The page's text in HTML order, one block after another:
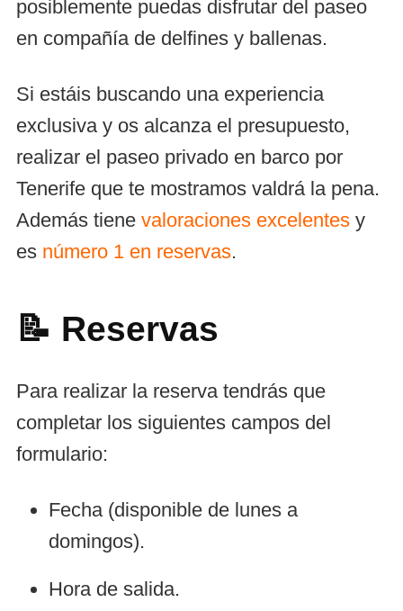
posiblemente puedas disfrutar del paseo
en compañía de delfines y ballenas.
Si estáis buscando una experiencia
exclusiva y os alcanza el presupuesto,
realizar el paseo privado en barco por
Tenerife que te mostramos valdrá la pena.
Además tiene valoraciones excelentes y
es número 1 en reservas.
📝 Reservas
Para realizar la reserva tendrás que
completar los siguientes campos del
formulario:
Fecha (disponible de lunes a
domingos).
Hora de salida.